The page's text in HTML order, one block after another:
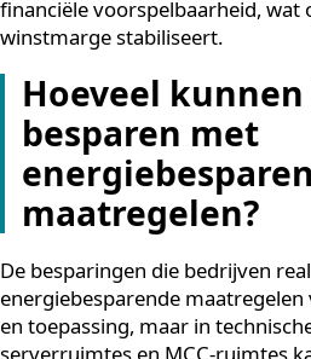
Daarnaast speelt
die afhankelijk zijn van
kwetsbaarder voor
energiemarkt. Wie investeert
beschermt zichzelf tegen die
financiële voorspelbaarheid,
winstmarge stabiliseert.
Hoeveel
besparen met